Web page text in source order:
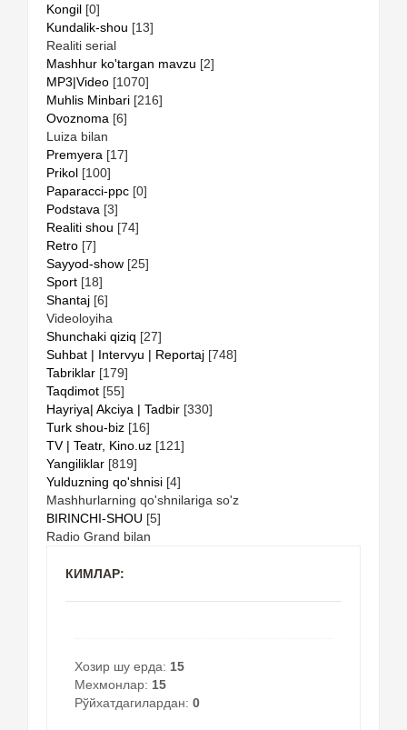
Kongil [0]
Kundalik-shou [13]
Realiti serial
Mashhur ko'targan mavzu [2]
MP3|Video [1070]
Muhlis Minbari [216]
Ovoznoma [6]
Luiza bilan
Premyera [17]
Prikol [100]
Paparacci-ppc [0]
Podstava [3]
Realiti shou [74]
Retro [7]
Sayyod-show [25]
Sport [18]
Shantaj [6]
Videoloyiha
Shunchaki qiziq [27]
Suhbat | Intervyu | Reportaj [748]
Tabriklar [179]
Taqdimot [55]
Hayriya| Akciya | Tadbir [330]
Turk shou-biz [16]
TV | Teatr, Kino.uz [121]
Yangiliklar [819]
Yulduzning qo'shnisi [4]
Mashhurlarning qo'shnilariga so'z
BIRINCHI-SHOU [5]
Radio Grand bilan
КИМЛАР:
Хозир шу ерда: 15
Мехмонлар: 15
Рўйхатдагилардан: 0